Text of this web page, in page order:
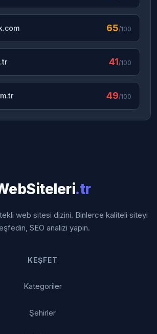
65/100
41/100
49/100
.tr
web sitesi dizini. Binlerce kaliteli siteyi
SEO analizi yapın.
KEŞFET
Kategoriler
Şehirler